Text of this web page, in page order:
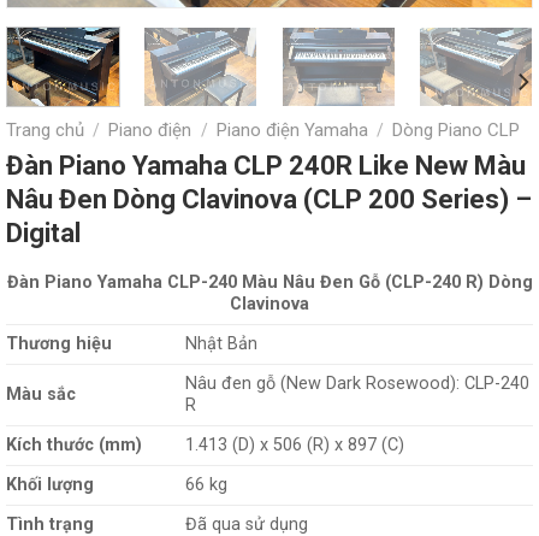
Trang chủ / Piano điện / Piano điện Yamaha / Dòng Piano CLP
Đàn Piano Yamaha CLP 240R Like New Màu
Nâu Đen Dòng Clavinova (CLP 200 Series) –
Digital
Đàn Piano Yamaha CLP-240 Màu Nâu Đen Gỗ (CLP-240 R) Dòng
Clavinova
Thương hiệu
Nhật Bản
Màu sắc
Nâu đen gỗ (New Dark Rosewood): CLP-240
R
Kích thước (mm)
1.413 (D) x 506 (R) x 897 (C)
Khối lượng
66 kg
Tình trạng
Đã qua sử dụng